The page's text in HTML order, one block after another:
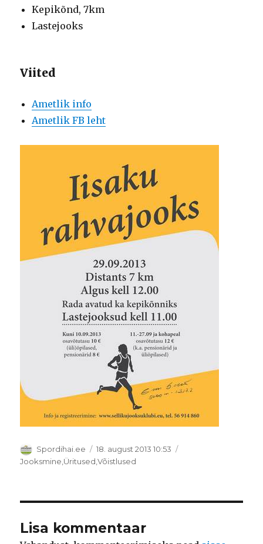
Kepikõnd, 7km
Lastejooks
Viited
Ametlik info
Ametlik FB leht
Autor
Spordihai.ee Postitatud
18. august 2013 10:53
Rubriigid
Jooksmine,Üritused,Võistlused
Lisa kommentaar